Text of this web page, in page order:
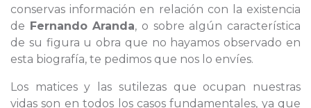
conservas información en relación con la existencia
de Fernando Aranda, o sobre algún característica
de su figura u obra que no hayamos observado en
esta biografía, te pedimos que nos lo envíes.
Los matices y las sutilezas que ocupan nuestras
vidas son en todos los casos fundamentales, ya que